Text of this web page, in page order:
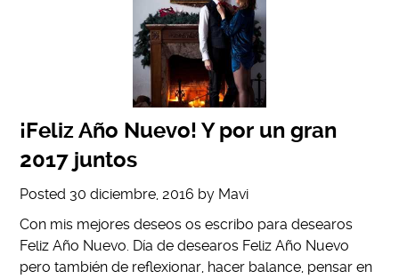
¡Feliz Año Nuevo! Y por un gran
2017 juntos
Posted 30 diciembre, 2016 by Mavi
Con mis mejores deseos os escribo para desearos
Feliz Año Nuevo. Día de desearos Feliz Año Nuevo
pero también de reflexionar, hacer balance, pensar en